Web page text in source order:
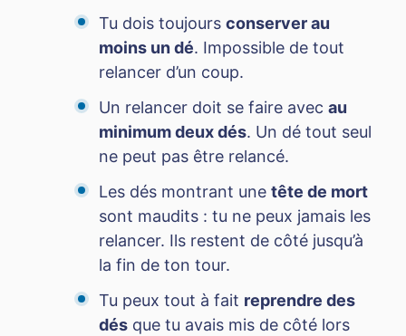
Tu dois toujours conserver au
moins un dé. Impossible de tout
relancer d’un coup.
Un relancer doit se faire avec au
minimum deux dés. Un dé tout seul
ne peut pas être relancé.
Les dés montrant une tête de mort
sont maudits : tu ne peux jamais les
relancer. Ils restent de côté jusqu’à
la fin de ton tour.
Tu peux tout à fait reprendre des
dés que tu avais mis de côté lors